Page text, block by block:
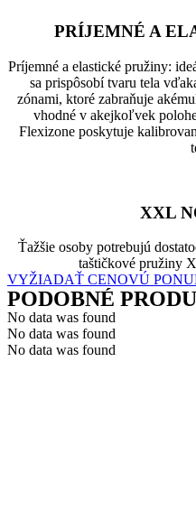
PRÍJEMNÉ A
Príjemné a elastické pružiny:
sa prispôsobí tvaru tela
zónami, ktoré zabraňuje
vhodné v akejkoľvek
Flexizone poskytuje
XXL
Ťažšie osoby potrebujú
taštičkové pružiny
VYŽIADAŤ CENOVÚ
PODOBNÉ
No data was found
No data was found
No data was found